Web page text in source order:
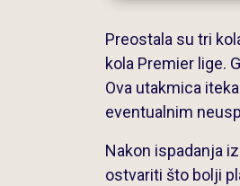
Preostala su tri
kola Premier lige.
Ova utakmica
eventualnim
Nakon ispadanja
ostvariti što bolji